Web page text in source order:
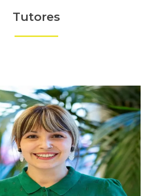
Tutores